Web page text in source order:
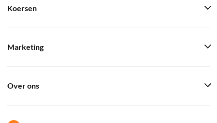
Koersen
Marketing
Over ons